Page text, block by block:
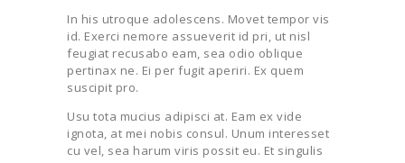
In his utroque adolescens. Movet tempor vis
id. Exerci nemore assueverit id pri, ut nisl
feugiat recusabo eam, sea odio oblique
pertinax ne. Ei per fugit aperiri. Ex quem
suscipit pro.
Usu tota mucius adipisci at. Eam ex vide
ignota, at mei nobis consul. Unum interesset
cu vel, sea harum viris possit eu. Et singulis